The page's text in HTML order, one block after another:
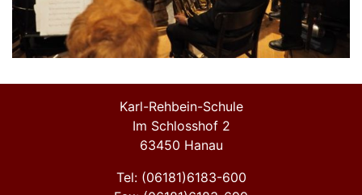
Karl-Rehbein-Schule
Im Schlosshof 2
63450 Hanau
Tel: (06181)6183-600